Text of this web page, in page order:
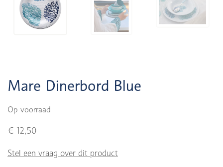
Mare Dinerbord Blue
Op voorraad
€ 12,50
Stel een vraag over dit product